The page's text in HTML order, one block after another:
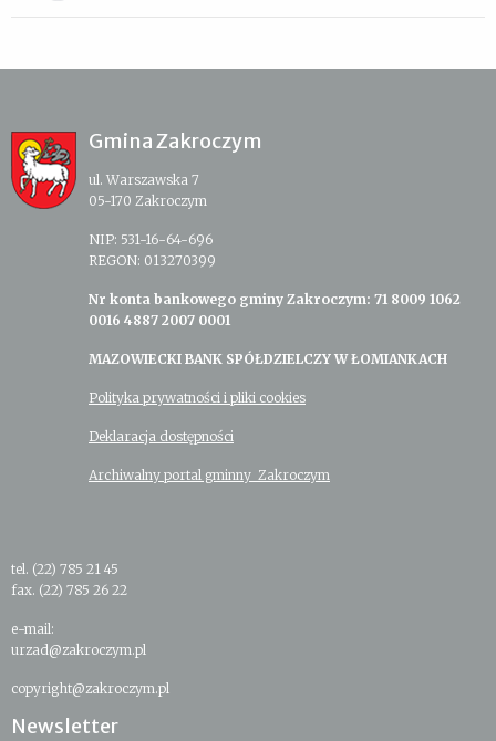
Gmina Zakroczym
ul. Warszawska 7
05-170 Zakroczym
NIP: 531-16-64-696
REGON: 013270399
Nr konta bankowego gminy Zakroczym: 71 8009 1062
0016 4887 2007 0001
MAZOWIECKI BANK SPÓŁDZIELCZY W ŁOMIANKACH
Polityka prywatności i pliki cookies
Deklaracja dostępności
Archiwalny portal gminny Zakroczym
tel. (22) 785 21 45
fax. (22) 785 26 22
e-mail:
urzad@zakroczym.pl
copyright@zakroczym.pl
Newsletter